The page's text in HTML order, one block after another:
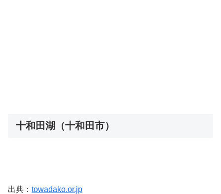
十和田湖（十和田市）
出典： towadako.or.jp